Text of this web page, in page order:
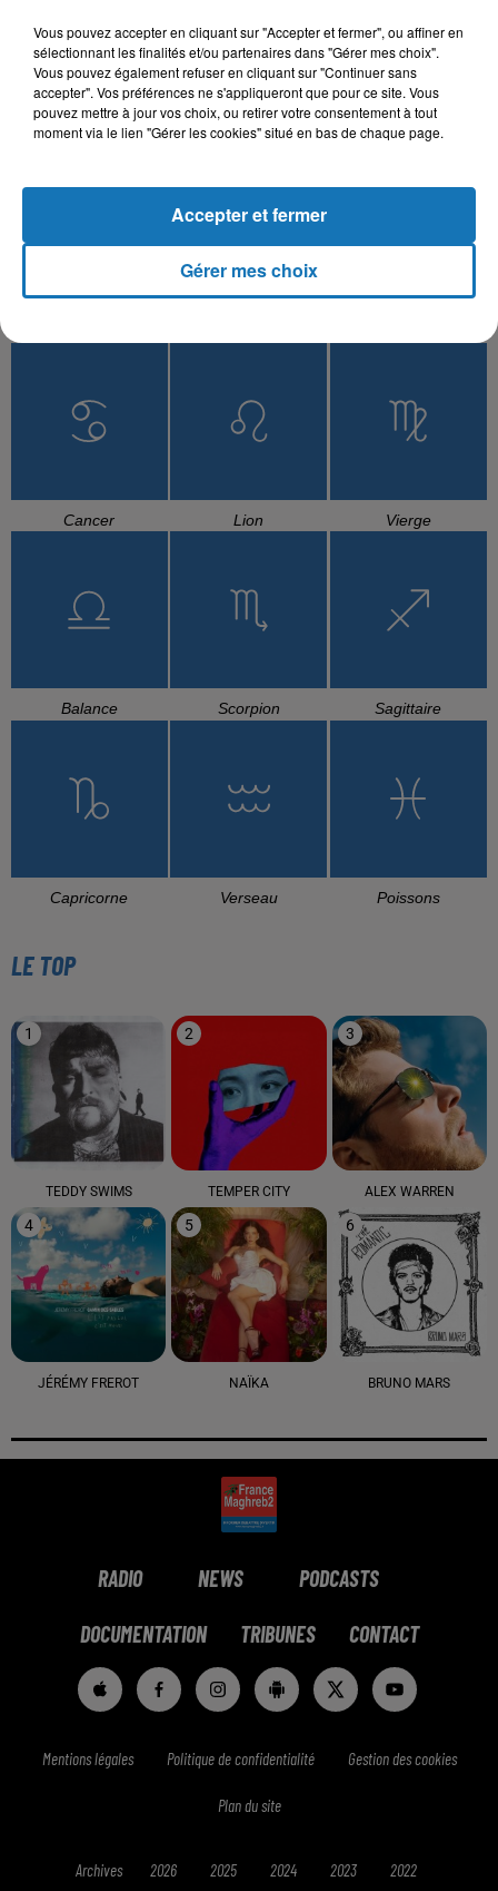
L'HOROSCOPE
Cancer Lion Vierge
Balance Scorpion Sagittaire
Capricorne Verseau Poissons
LE TOP
1
TEDDY SWIMS
2
TEMPER CITY
3
ALEX WARREN
4
JÉRÉMY FREROT
5
NAÏKA
6
BRUNO MARS
RADIO NEWS PODCASTS
DOCUMENTATION TRIBUNES CONTACT
Mentions légales Politique de confidentialité Gestion des cookies
Plan du site
Archives 2026 2025 2024 2023 2022
Vous pouvez accepter en cliquant sur "Accepter et fermer", ou affiner en
sélectionnant les finalités et/ou partenaires dans "Gérer mes choix".
Vous pouvez également refuser en cliquant sur "Continuer sans
accepter". Vos préférences ne s'appliqueront que pour ce site. Vous
pouvez mettre à jour vos choix, ou retirer votre consentement à tout
moment via le lien "Gérer les cookies" situé en bas de chaque page.
Gérer mes choix
Accepter et fermer